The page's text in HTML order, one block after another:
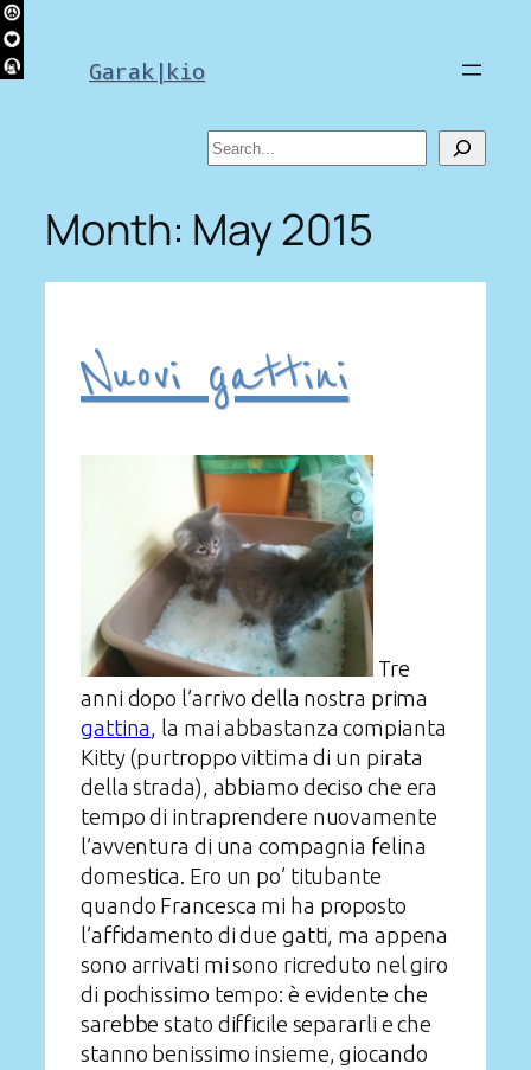
Skip
to
content Garak|kio
Search
Month: May 2015
Nuovi gattini
Tre
anni dopo l’arrivo della nostra prima
gattina, la mai abbastanza compianta
Kitty (purtroppo vittima di un pirata
della strada), abbiamo deciso che era
tempo di intraprendere nuovamente
l’avventura di una compagnia felina
domestica. Ero un po’ titubante
quando Francesca mi ha proposto
l’affidamento di due gatti, ma appena
sono arrivati mi sono ricreduto nel giro
di pochissimo tempo: è evidente che
sarebbe stato difficile separarli e che
stanno benissimo insieme, giocando